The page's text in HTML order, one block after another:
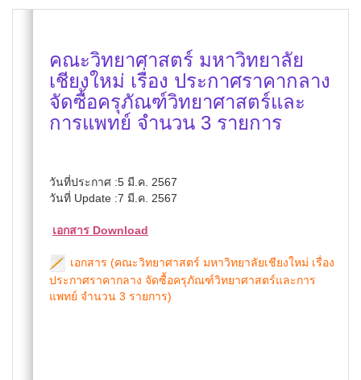
คณะวิทยาศาสตร์ มหาวิทยาลัย
เชียงใหม่ เรื่อง ประกาศราคากลาง
จัดซื้อครุภัณฑ์วิทยาศาสตร์และ
การแพทย์ จำนวน 3 รายการ
วันที่ประกาศ :5 มี.ค. 2567
วันที่ Update :7 มี.ค. 2567
เอกสาร Download
เอกสาร (คณะวิทยาศาสตร์ มหาวิทยาลัยเชียงใหม่ เรื่อง
ประกาศราคากลาง จัดซื้อครุภัณฑ์วิทยาศาสตร์และการ
แพทย์ จำนวน 3 รายการ)